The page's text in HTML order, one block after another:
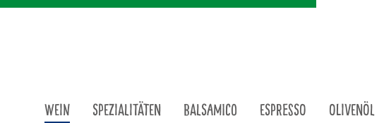
WEIN SPEZIALITÄTEN BALSAMICO ESPRESSO OLIVENÖL